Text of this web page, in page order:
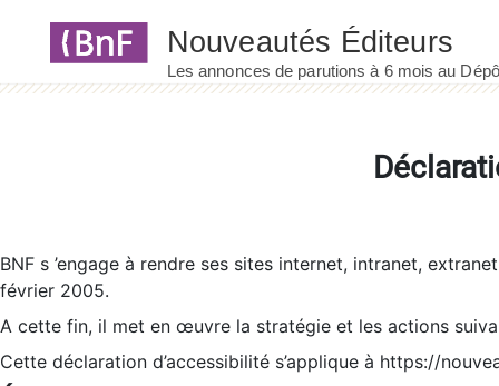
BNF s ’engage à rendre ses sites internet, intranet,
février 2005.
A cette fin, il met en œuvre la stratégie et les actions
Cette déclaration d’accessibilité s’applique à https://